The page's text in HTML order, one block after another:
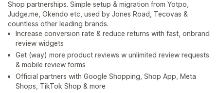
Shop partnerships. Simple setup & migration from Yotpo,
Judge.me, Okendo etc, used by Jones Road, Tecovas &
countless other leading brands.
Increase conversion rate & reduce returns with fast, onbrand
review widgets
Get (way) more product reviews w unlimited review requests
& mobile review forms
Official partners with Google Shopping, Shop App, Meta
Shops, TikTok Shop & more